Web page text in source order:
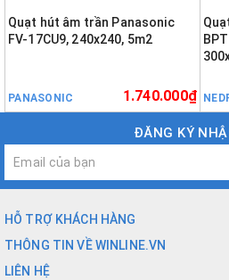
Quạt hút âm trần Panasonic
FV-17CU9, 240x240, 5m2
PANASONIC 1.740.000₫
ĐĂNG KÝ
HỖ TRỢ KHÁCH HÀNG
THÔNG TIN VỀ WINLINE.VN
LIÊN HỆ